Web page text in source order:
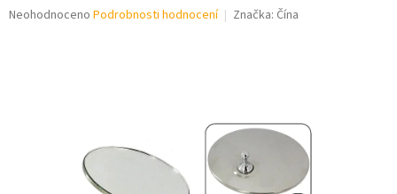
Průměrné
Neohodnoceno Podrobnosti hodnocení Značka: Čína